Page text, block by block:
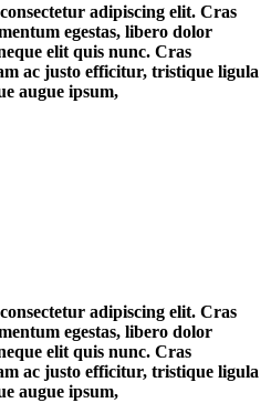
adipiscing elit. Cras
egestas, libero dolor
elit quis nunc. Cras
ac justo efficitur, tristique ligula
augue ipsum,
adipiscing elit. Cras
egestas, libero dolor
elit quis nunc. Cras
ac justo efficitur, tristique ligula
augue ipsum,